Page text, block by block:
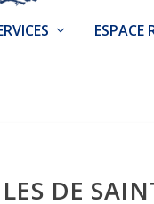
ESPACE
DE